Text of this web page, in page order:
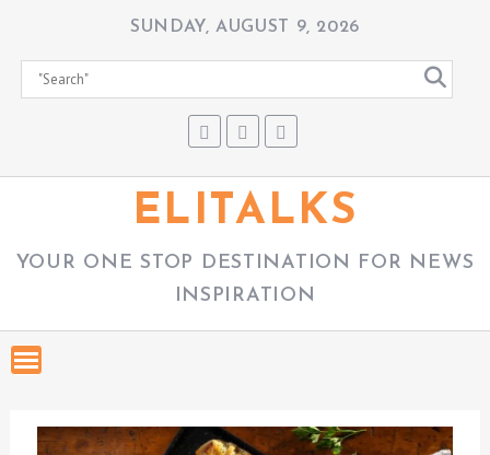
SUNDAY, AUGUST 9, 2026
ELITALKS
YOUR ONE STOP DESTINATION FOR NEWS
INSPIRATION